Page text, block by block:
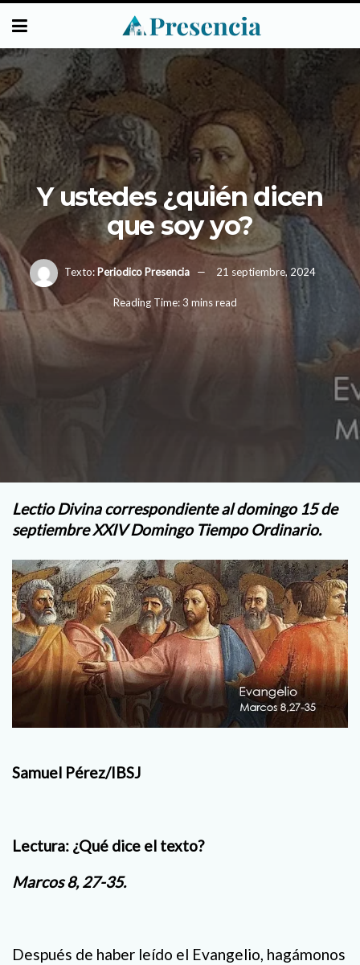
Y ustedes ¿quién dicen
que soy yo?
Texto: Periodico Presencia 21 septiembre, 2024
Reading Time: 3 mins read
Lectio Divina correspondiente al domingo 15 de
septiembre XXIV Domingo Tiempo Ordinario.
Samuel Pérez/IBSJ
Lectura: ¿Qué dice el texto?
Marcos 8, 27-35.
Después de haber leído el Evangelio, hagámonos